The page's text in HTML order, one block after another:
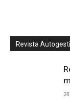
Revista